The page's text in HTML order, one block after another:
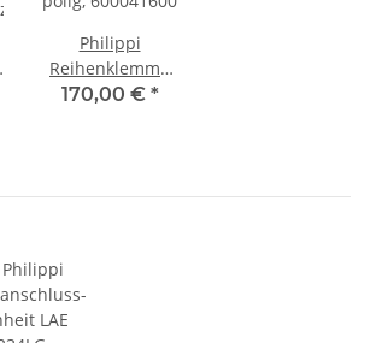
Philippi
Reihenklemme
RKL 16/4 16-
170,00 € *